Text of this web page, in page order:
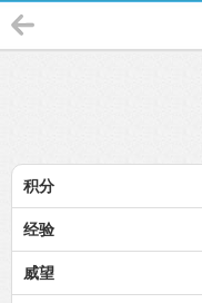
积分
经验
威望